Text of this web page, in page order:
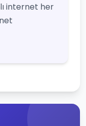
internet her